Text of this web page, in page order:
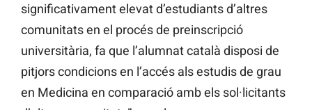
significativament elevat d’estudiants d’altres
comunitats en el procés de preinscripció
universitària, fa que l’alumnat català disposi de
pitjors condicions en l’accés als estudis de grau
en Medicina en comparació amb els sol·licitants